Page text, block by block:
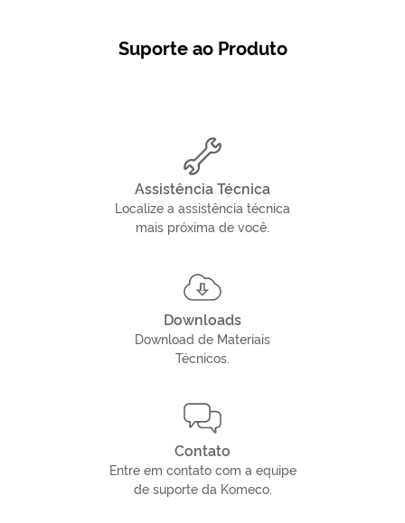
Suporte ao Produto
Assistência Técnica
Localize a assistência técnica
mais próxima de você.
Downloads
Download de Materiais
Técnicos.
Contato
Entre em contato com a equipe
de suporte da Komeco.